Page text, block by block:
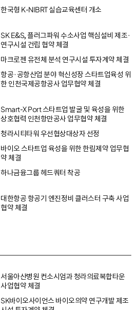
한국형 K-NIBRT 실습교육센터 개소
SK E&S, 플러그파워 수소사업 핵심설비 제조·
연구시설 건립 협약 체결
마크로젠 유전체 분석 연구시설 투자계약 체결
항공·공항산업 분야 혁신성장 스타트업육성 위
한 인천국제공항공사 업무협약 체결
Smart-X Port 스타트업 발굴 및 육성을 위한
상호협력 인천항만공사 업무협약 체결
청라시티타워 우선협상대상자 선정
바이오 스타트업 육성을 위한 한림제약 업무협
약 체결
하나금융그룹 헤드쿼터 착공
대한항공 항공기 엔진정비 클러스터 구축 사업
협약 체결
서울아산병원 컨소시엄과 청라의료복합타운
사업협약 체결
SK바이오사이언스 바이오의약 연구개발 제조